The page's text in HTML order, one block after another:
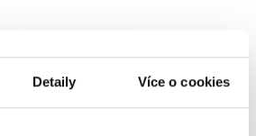
Detaily Více o cookies
Darren Shan